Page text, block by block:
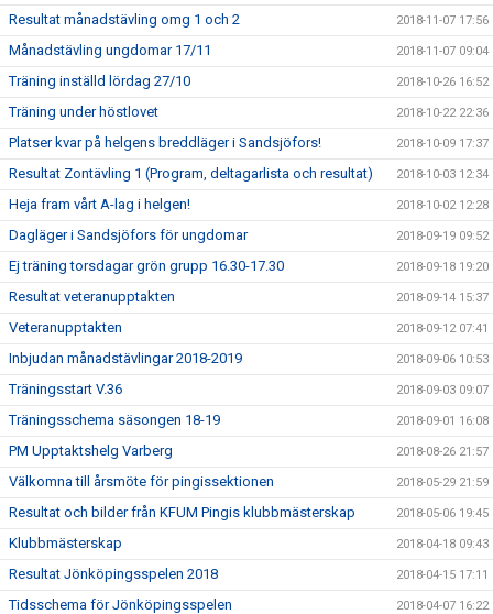
Resultat månadstävling omg 1 och 2 2018-11-07 17:56
Månadstävling ungdomar 17/11 2018-11-07 09:04
Träning inställd lördag 27/10 2018-10-26 16:52
Träning under höstlovet 2018-10-22 22:36
Platser kvar på helgens breddläger i Sandsjöfors! 2018-10-09 17:37
Resultat Zontävling 1 (Program, deltagarlista och resultat) 2018-10-03 12:34
Heja fram vårt A-lag i helgen! 2018-10-02 12:28
Dagläger i Sandsjöfors för ungdomar 2018-09-19 09:52
Ej träning torsdagar grön grupp 16.30-17.30 2018-09-18 19:20
Resultat veteranupptakten 2018-09-14 15:37
Veteranupptakten 2018-09-12 07:41
Inbjudan månadstävlingar 2018-2019 2018-09-06 10:53
Träningsstart V.36 2018-09-03 09:07
Träningsschema säsongen 18-19 2018-09-01 16:08
PM Upptaktshelg Varberg 2018-08-26 21:57
Välkomna till årsmöte för pingissektionen 2018-05-29 21:59
Resultat och bilder från KFUM Pingis klubbmästerskap 2018-05-06 19:45
Klubbmästerskap 2018-04-18 09:43
Resultat Jönköpingsspelen 2018 2018-04-15 17:11
Tidsschema för Jönköpingsspelen 2018-04-07 16:22